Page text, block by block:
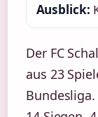
Ausblick:
Der FC
aus 23